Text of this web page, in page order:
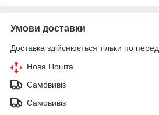
Умови доставки
Доставка здійснюється тільки по
Нова Пошта
Самовивіз
Самовивіз